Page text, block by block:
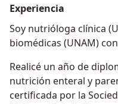
Experiencia
Soy nutrióloga clínica
biomédicas (UNAM)
Realicé un año de
nutrición enteral y
certificada por la